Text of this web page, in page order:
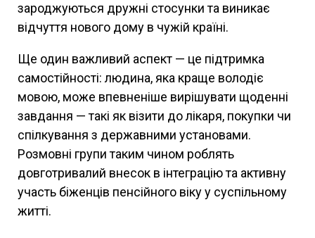
зароджуються дружні стосунки та виникає
відчуття нового дому в чужій країні.
Ще один важливий аспект — це підтримка
самостійності: людина, яка краще володіє
мовою, може впевненіше вирішувати щоденні
завдання — такі як візити до лікаря, покупки чи
спілкування з державними установами.
Розмовні групи таким чином роблять
довготривалий внесок в інтеграцію та активну
участь біженців пенсійного віку у суспільному
житті.